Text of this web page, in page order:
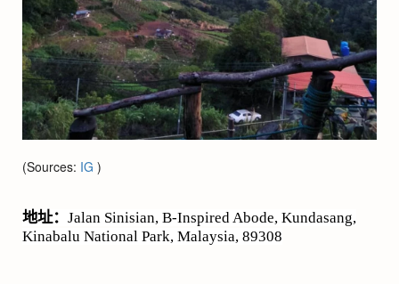
(Sources: IG )
地址： Jalan Sinisian, B-Inspired Abode, Kundasang,
Kinabalu National Park, Malaysia, 89308